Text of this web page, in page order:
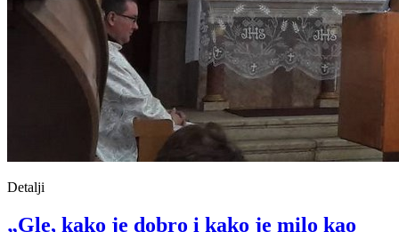
Detalji
„Gle, kako je dobro i kako je milo kao